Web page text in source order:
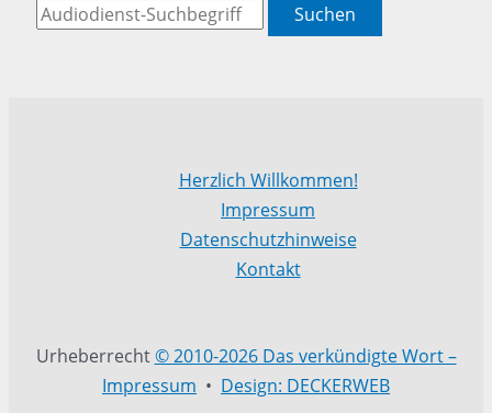
Suchen
Herzlich Willkommen!
Impressum
Datenschutzhinweise
Kontakt
Urheberrecht© 2010-2026 Das verkündigte Wort –
Impressum • Design: DECKERWEB